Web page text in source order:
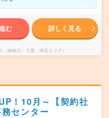
む 詳しく見る
神奈川・千葉・埼玉エリア）
！10月～【契約社
センター